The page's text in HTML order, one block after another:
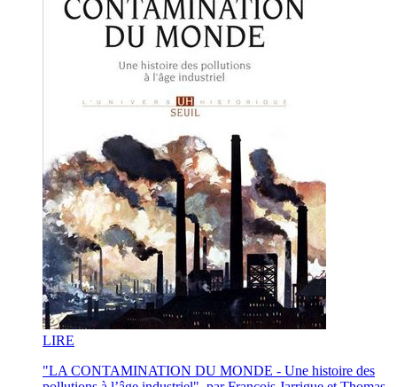
LIRE
"LA CONTAMINATION DU MONDE - Une histoire des